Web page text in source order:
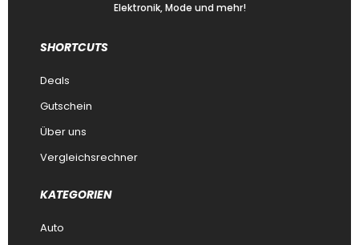
Elektronik, Mode und mehr!
SHORTCUTS
Deals
Gutschein
Über uns
Vergleichsrechner
KATEGORIEN
Auto